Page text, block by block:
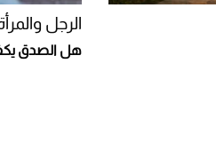
الرجل
هل الصدق